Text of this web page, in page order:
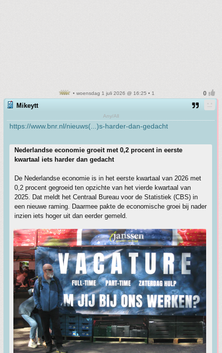
• woensdag 1 juli 2026 @ 16:25 • 1
Mikeytt
Any/All
https://www.bnr.nl/nieuws(...)s-harder-dan-gedacht
Nederlandse economie groeit met 0,2 procent in eerste
kwartaal iets harder dan gedacht
De Nederlandse economie is in het eerste kwartaal van 2026 met
0,2 procent gegroeid ten opzichte van het vierde kwartaal van
2025. Dat meldt het Centraal Bureau voor de Statistiek (CBS) in
een nieuwe raming. Daarmee pakte de economische groei bij nader
inzien iets hoger uit dan eerder gemeld.